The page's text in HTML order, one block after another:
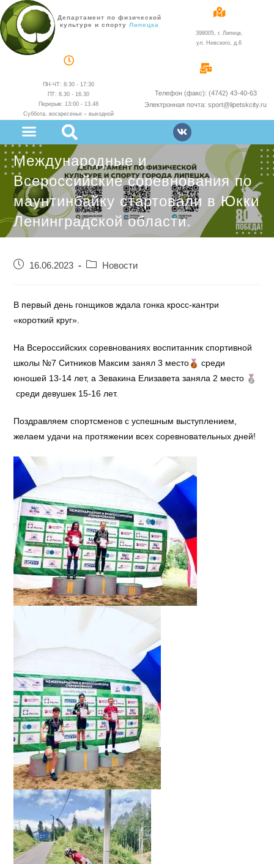
Департамент по физической
культуре и спорту
администрации
398005, г. Липецк,
ул. Невского, д.6
ПН-ЧТ: 8:30 - 17:30
ПТ: 8.30 - 16.30
Перерыв: 13:00 - 13.48
Суббота, воскресенье – выходной
Телефон (факс): (4742) 43-40-63
Электронная почта: sport@lipetskcity.ru
Международные и
Всероссийские соревнования по
маунтинбайку стартовали в Юкки
Ленинградской области.
16.06.2023 Новости
В первый день гонщиков ждала гонка кросс-кантри
«короткий круг».
На Всероссийских соревнованиях воспитанник спортивной
школы №7 Ситников Максим занял 3 место
среди
юношей 13-14 лет, а Зевакина Елизавета заняла 2 место
среди девушек 15-16 лет.
Поздравляем спортсменов с успешным выступлением,
желаем удачи на протяжении всех соревновательных дней!